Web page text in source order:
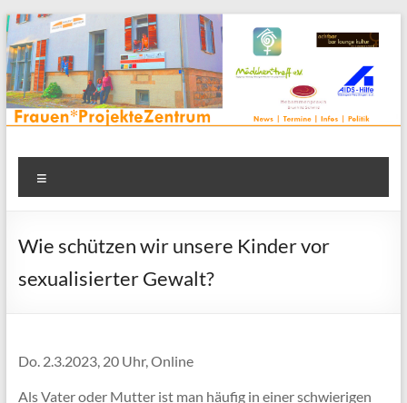
Zum
Inhalt
springen
Frauenprojektehaus wird
FrauenProjekteZentrum
Frauen* | Mädchen* | Projekte | Beratung | Veranstaltungen |
in einem Zentrum | Räume für alle | Projektarbeit | Begegnung
Wie schützen wir unsere Kinder vor
sexualisierter Gewalt?
Do. 2.3.2023, 20 Uhr, Online
Als Vater oder Mutter ist man häufig in einer schwierigen